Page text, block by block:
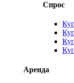
Спрос
Аренда